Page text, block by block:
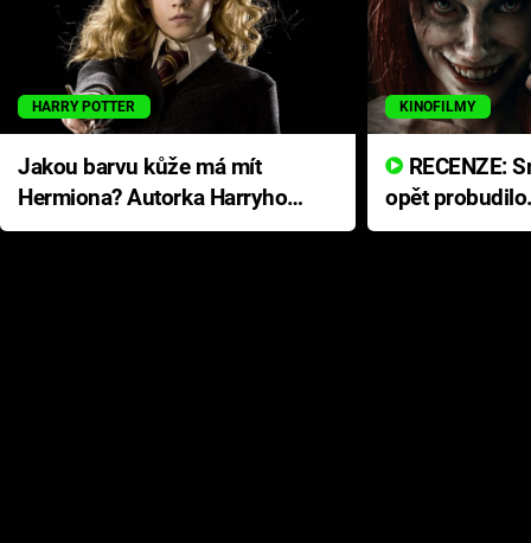
HARRY POTTER
Jakou barvu kůže má mít
Hermiona? Autorka Harryho
Pottera přišla s ráznou
KINOFILMY
opět
přichází s